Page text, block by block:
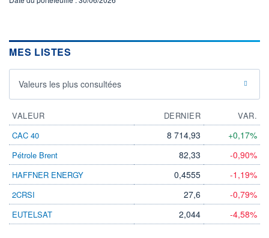
MES LISTES
Valeurs les plus consultées
VALEUR DERNIER
VAR.
CAC 40
8 714,93 +0,17%
Pétrole Brent 82,33 -0,90%
HAFFNER ENERGY 0,4555 -1,19%
2CRSI 27,6 -0,79%
EUTELSAT 2,044 -4,58%